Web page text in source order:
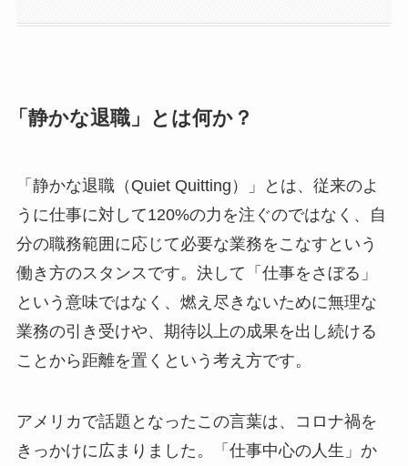
「静かな退職」とは何か？
「静かな退職（Quiet Quitting）」とは、従来のよ
うに仕事に対して120%の力を注ぐのではなく、自
分の職務範囲に応じて必要な業務をこなすという
働き方のスタンスです。決して「仕事をさぼる」
という意味ではなく、燃え尽きないために無理な
業務の引き受けや、期待以上の成果を出し続ける
ことから距離を置くという考え方です。
アメリカで話題となったこの言葉は、コロナ禍を
きっかけに広まりました。「仕事中心の人生」か